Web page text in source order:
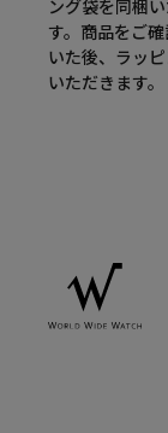
ング袋を同梱
す。商品をご
いた後、ラッ
いただきます。